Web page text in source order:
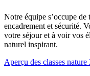
Notre équipe s’occupe
encadrement et sécurité.
votre séjour et à voir vos
naturel inspirant.
Aperçu des classes